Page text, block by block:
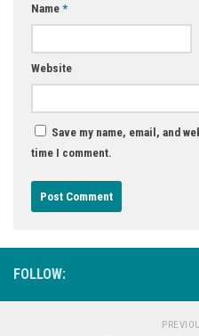
Name *
Website
Save my name, email, and
time I comment.
FOLLOW: